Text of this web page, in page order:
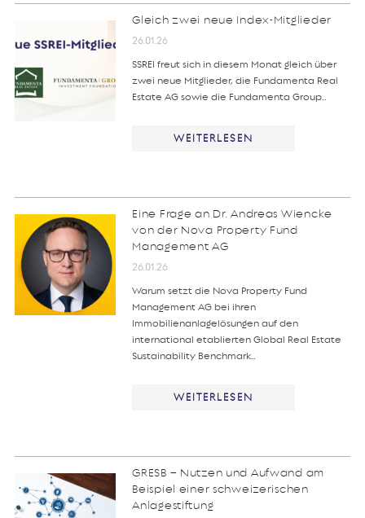
Gleich zwei neue Index-Mitglieder
26.01.26
SSREI freut sich in diesem Monat gleich über
zwei neue Mitglieder, die Fundamenta Real
Estate AG sowie die Fundamenta Group…
WEITERLESEN
Eine Frage an Dr. Andreas Wiencke
von der Nova Property Fund
Management AG
26.01.26
Warum setzt die Nova Property Fund
Management AG bei ihren
Immobilienanlagelösungen auf den
international etablierten Global Real Estate
Sustainability Benchmark…
WEITERLESEN
GRESB – Nutzen und Aufwand am
Beispiel einer schweizerischen
Anlagestiftung